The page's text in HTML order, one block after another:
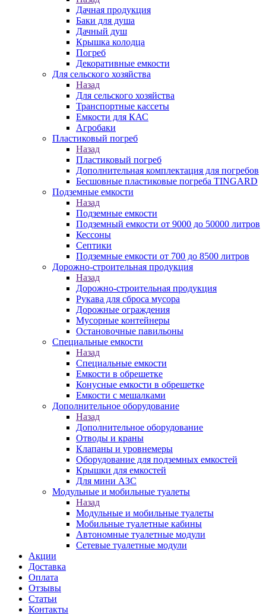
Дачная продукция
Баки для душа
Дачный душ
Крышка колодца
Погреб
Декоративные емкости
Для сельского хозяйства
Назад
Для сельского хозяйства
Транспортные кассеты
Емкости для КАС
Агробаки
Пластиковый погреб
Назад
Пластиковый погреб
Дополнительная комплектация для погребов
Бесшовные пластиковые погреба TINGARD
Подземные емкости
Назад
Подземные емкости
Подземный емкости от 9000 до 50000 литров
Кессоны
Септики
Подземные емкости от 700 до 8500 литров
Дорожно-строительная продукция
Назад
Дорожно-строительная продукция
Рукава для сброса мусора
Дорожные ограждения
Мусорные контейнеры
Остановочные павильоны
Специальные емкости
Назад
Специальные емкости
Емкости в обрешетке
Конусные емкости в обрешетке
Емкости с мешалками
Дополнительное оборудование
Назад
Дополнительное оборудование
Отводы и краны
Клапаны и уровнемеры
Оборудование для подземных емкостей
Крышки для емкостей
Для мини АЗС
Модульные и мобильные туалеты
Назад
Модульные и мобильные туалеты
Мобильные туалетные кабины
Автономные туалетные модули
Сетевые туалетные модули
Акции
Доставка
Оплата
Отзывы
Статьи
Контакты